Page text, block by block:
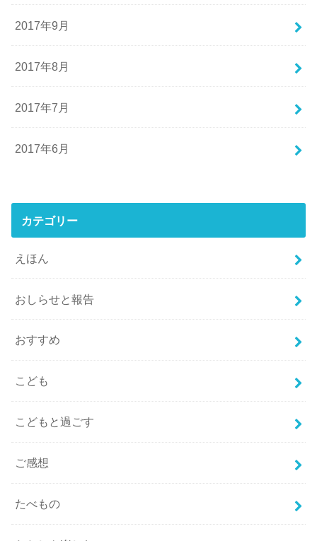
2017年9月
2017年8月
2017年7月
2017年6月
カテゴリー
えほん
おしらせと報告
おすすめ
こども
こどもと過ごす
ご感想
たべもの